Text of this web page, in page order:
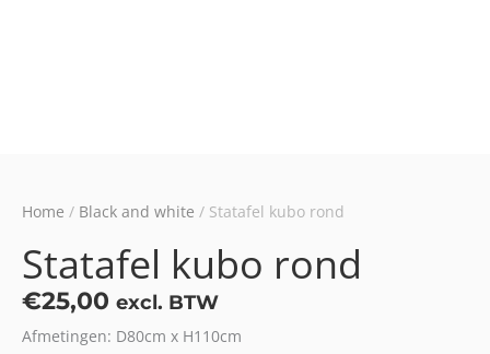
Home / Black and white / Statafel kubo rond
Statafel kubo rond
€25,00 excl. BTW
Afmetingen: D80cm x H110cm